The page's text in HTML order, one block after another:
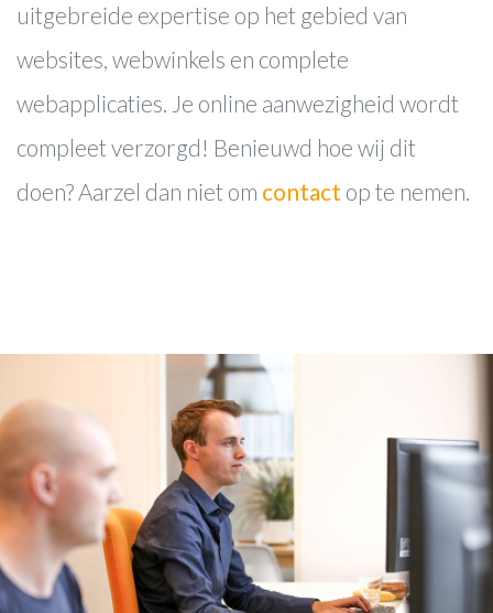
uitgebreide expertise op het gebied van
websites, webwinkels en complete
webapplicaties. Je online aanwezigheid wordt
compleet verzorgd! Benieuwd hoe wij dit
doen? Aarzel dan niet om contact op te nemen.